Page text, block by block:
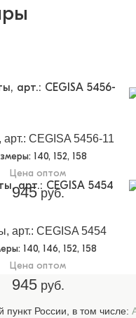
CEGISA 5456-11
: 140, 152, 158
Цена оптом
945руб.
арт.: CEGISA 5454
: 140, 146, 152, 158
Цена оптом
945руб.
России, в том числе: